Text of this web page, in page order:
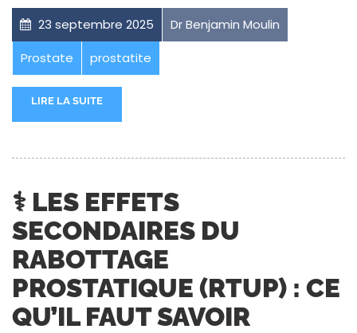
23 septembre 2025
Dr Benjamin Moulin
Prostate
prostatite
LIRE LA SUITE
⚕️ LES EFFETS
SECONDAIRES DU
RABOTTAGE
PROSTATIQUE (RTUP) : CE
QU’IL FAUT SAVOIR